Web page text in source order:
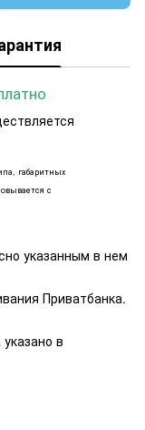
габаритных
с
указанным в нем
Приватбанка.
в